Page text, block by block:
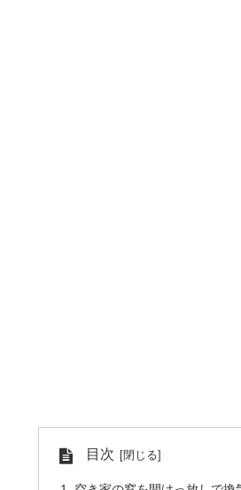
目次